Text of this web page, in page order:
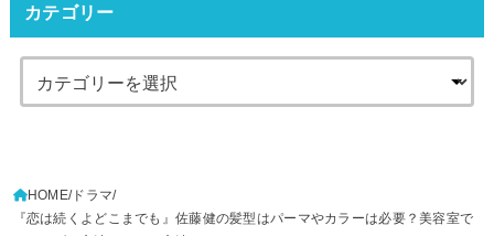
カテゴリー
HOME
ドラマ
『恋は続くよどこまでも』佐藤健の髪型はパーマやカラーは必要？美容室で